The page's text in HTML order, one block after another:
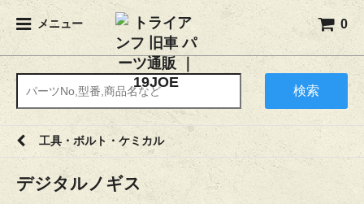
メニュー 0
検索
工具・ボルト・ケミカル
デジタルノギス